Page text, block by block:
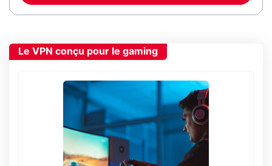
Le VPN conçu pour le gaming